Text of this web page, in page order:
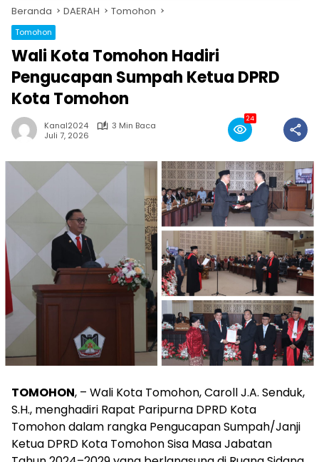
Beranda DAERAH Tomohon
Tomohon
Wali Kota Tomohon Hadiri
Pengucapan Sumpah Ketua DPRD
Kota Tomohon
Kanal2024
3 Min Baca
Juli 7, 2026
24
TOMOHON, – Wali Kota Tomohon, Caroll J.A. Senduk,
S.H., menghadiri Rapat Paripurna DPRD Kota
Tomohon dalam rangka Pengucapan Sumpah/Janji
Ketua DPRD Kota Tomohon Sisa Masa Jabatan